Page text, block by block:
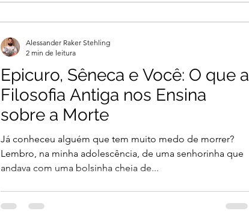
Epicuro, Sêneca e Você: O que a
Filosofia Antiga nos Ensina
sobre a Morte
Já conheceu alguém que tem muito medo de morrer?
Lembro, na minha adolescência, de uma senhorinha que
andava com uma bolsinha cheia de...
Alessander Raker Stehling
2 min de leitura